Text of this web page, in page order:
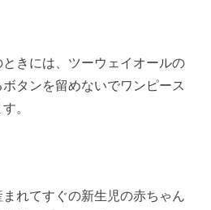
きには、ツーウェイオールの
タンを留めないでワンピース
。
れてすぐの新生児の赤ちゃん